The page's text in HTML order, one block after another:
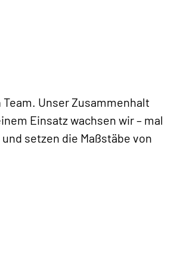
Unser Zusammenhalt
Einsatz wachsen wir – mal
setzen die Maßstäbe von